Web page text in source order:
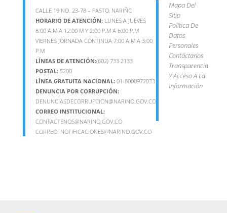
CALLE 19 NO. 23-78 – PASTO, NARIÑO
HORARIO DE ATENCIÓN:LUNES A JUEVES
8:00 A.M A 12:00 M Y 2:00 P.M A 6:00 P.M
VIERNES JORNADA CONTINUA 7:00 A.M A 3:00
P.M
LÍNEAS DE ATENCIÓN:(602) 733 2133
POSTAL:5200
LÍNEA GRATUITA NACIONAL: 01-8000972033
DENUNCIA POR CORRUPCIÓN:
DENUNCIASDECORRUPCION@NARINO.GOV.CO
CORREO INSTITUCIONAL:
CONTACTENOS@NARINO.GOV.CO
CORREO: NOTIFICACIONES@NARINO.GOV.CO
Mapa Del
Sitio
Política De
Datos
Personales
Contáctanos
Transparencia
Y Acceso A La
Información